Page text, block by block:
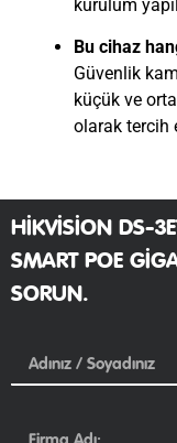
kurulum
Bu cihaz
Güvenlik
küçük ve
olarak tercih
HIKVISION DS-
SMART POE
SORUN.